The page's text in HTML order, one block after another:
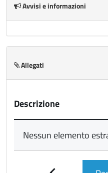
Avvisi e informazioni
Allegati
Descrizione
Nessun elemento